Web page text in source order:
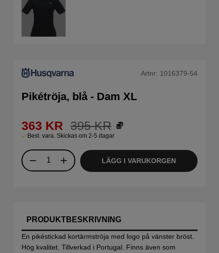
Artnr: 1016379-54
Pikétröja, blå - Dam XL
395KR
363 KR
Best. vara. Skickas om 2-5 dagar
LÄGG I VARUKORGEN
PRODUKTBESKRIVNING
En pikéstickad kortärmströja med logo på vänster bröst.
Hög kvalitet. Tillverkad i Portugal. Finns även som